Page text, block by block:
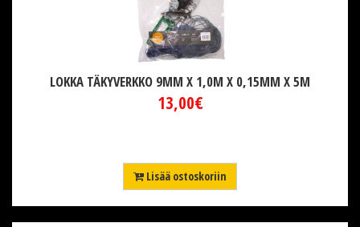
LOKKA TÄKYVERKKO 9MM X 1,0M X 0,15MM X 5M
13,00€
Lisää ostoskoriin